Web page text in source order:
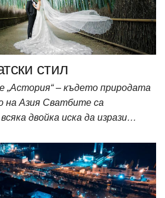
стил
„Астория“ – където природата
на Азия Сватбите са
двойка иска да изрази…